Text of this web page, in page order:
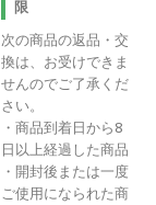
限
次の商品の返品・交
換は、お受けできま
せんのでご了承くだ
さい。
・商品到着日から8
日以上経過した商品
・開封後または一度
ご使用になられた商